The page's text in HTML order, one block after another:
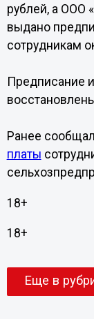
рублей, а ООО
выдано
сотрудникам
Предписание
Ранее
платы
18+
18+
Еще в